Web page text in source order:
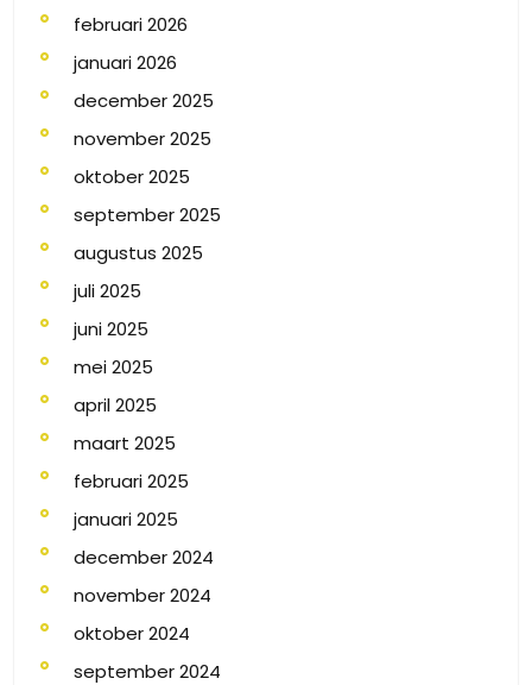
februari 2026
januari 2026
december 2025
november 2025
oktober 2025
september 2025
augustus 2025
juli 2025
juni 2025
mei 2025
april 2025
maart 2025
februari 2025
januari 2025
december 2024
november 2024
oktober 2024
september 2024